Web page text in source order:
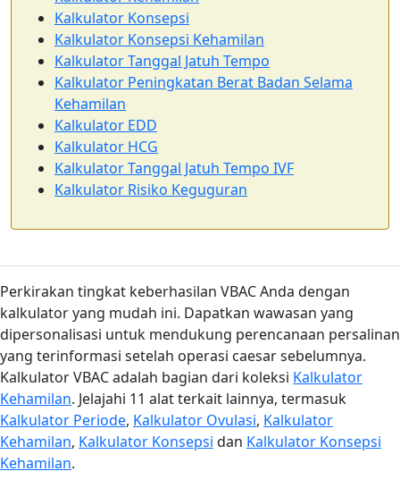
Kalkulator Konsepsi
Kalkulator Konsepsi Kehamilan
Kalkulator Tanggal Jatuh Tempo
Kalkulator Peningkatan Berat Badan Selama
Kehamilan
Kalkulator EDD
Kalkulator HCG
Kalkulator Tanggal Jatuh Tempo IVF
Kalkulator Risiko Keguguran
Perkirakan tingkat keberhasilan VBAC Anda dengan
kalkulator yang mudah ini. Dapatkan wawasan yang
dipersonalisasi untuk mendukung perencanaan persalinan
yang terinformasi setelah operasi caesar sebelumnya.
Kalkulator VBAC adalah bagian dari koleksi Kalkulator
Kehamilan. Jelajahi 11 alat terkait lainnya, termasuk
Kalkulator Periode, Kalkulator Ovulasi, Kalkulator
Kehamilan, Kalkulator Konsepsi dan Kalkulator Konsepsi
Kehamilan.